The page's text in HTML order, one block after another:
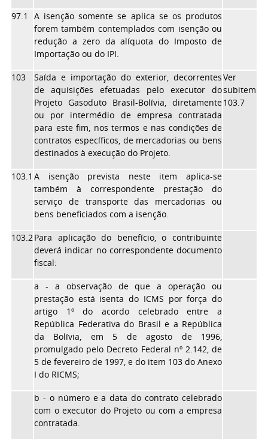
97.1
A isenção somente se aplica se os produtos
forem também contemplados com isenção ou
redução a zero da alíquota do Imposto de
Importação ou do IPI.
103
Saída e importação do exterior, decorrentes
de aquisições efetuadas pelo executor do
Projeto Gasoduto Brasil-Bolívia, diretamente
ou por intermédio de empresa contratada
para este fim, nos termos e nas condições de
contratos específicos, de mercadorias ou bens
destinados à execução do Projeto.
Ver
subitem
103.7
103.1 A isenção prevista neste item aplica-se
também à correspondente prestação do
serviço de transporte das mercadorias ou
bens beneficiados com a isenção.
103.2Para aplicação do benefício, o contribuinte
deverá indicar no correspondente documento
fiscal:
a - a observação de que a operação ou
prestação está isenta do ICMS por força do
artigo 1º do acordo celebrado entre a
República Federativa do Brasil e a República
da Bolívia, em 5 de agosto de 1996,
promulgado pelo Decreto Federal nº 2.142, de
5 de fevereiro de 1997, e do item 103 do Anexo
I do RICMS;
b - o número e a data do contrato celebrado
com o executor do Projeto ou com a empresa
contratada.